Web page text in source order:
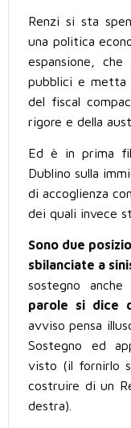
Renzi si sta
una politica
espansione,
pubblici e metta
del fiscal
rigore e della
Ed è in prima
Dublino sulla
di accoglienza
dei quali invece
Sono due
sbilanciate a
sostegno
parole si dice
avviso pensa
Sostegno ed
visto (il fornirlo
costruire di un
destra).